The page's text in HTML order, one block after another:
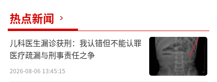
热点新闻
儿科医生漏诊获刑：我认错但不能认罪
医疗疏漏与刑事责任之争
2026-08-06 13:45:15